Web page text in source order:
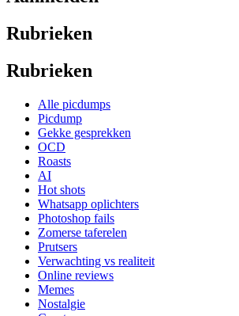
Rubrieken
Rubrieken
Alle picdumps
Picdump
Gekke gesprekken
OCD
Roasts
AI
Hot shots
Whatsapp oplichters
Photoshop fails
Zomerse taferelen
Prutsers
Verwachting vs realiteit
Online reviews
Memes
Nostalgie